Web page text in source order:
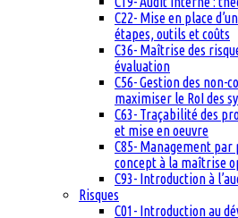
C22- Mise en place
étapes, outils et coûts
C36- Maîtrise des
évaluation
C56- Gestion des
maximiser le RoI des
C63- Traçabilité des
et mise en oeuvre
C85- Management par
concept à la maîtrise
C93- Introduction à
Risques
C01- Introduction au